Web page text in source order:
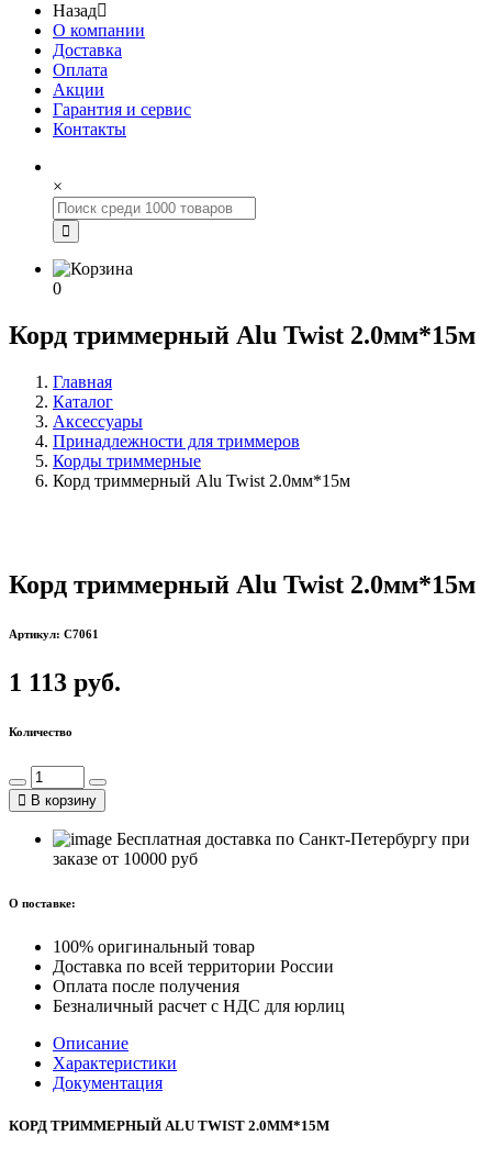
Назад
О компании
Доставка
Оплата
Акции
Гарантия и сервис
Контакты
×
0
Корд триммерный Alu Twist 2.0мм*15м
Главная
Каталог
Аксессуары
Принадлежности для триммеров
Корды триммерные
Корд триммерный Alu Twist 2.0мм*15м
Корд триммерный Alu Twist 2.0мм*15м
Артикул: C7061
1 113 руб.
Количество
В корзину
Бесплатная доставка по Санкт-Петербургу при
заказе от 10000 руб
О поставке:
100% оригинальный товар
Доставка по всей территории России
Оплата после получения
Безналичный расчет с НДС для юрлиц
Описание
Характеристики
Документация
КОРД ТРИММЕРНЫЙ ALU TWIST 2.0ММ*15М